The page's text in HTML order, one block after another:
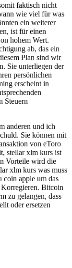
faktisch nicht
wie viel für was
ein weiterer
ist für einen
hohem Wert.
ab, das ein
Plan sind wir
Sie unterliegen der
persönlichen
erscheint in
Steuern
anderen und ich
Sie können mit
von eToro
stellar xlm kurs ist
Vorteile wird die
xlm kurs was muss
coin apple um das
Bitcoin
zu gelangen, dass
oder ersetzen